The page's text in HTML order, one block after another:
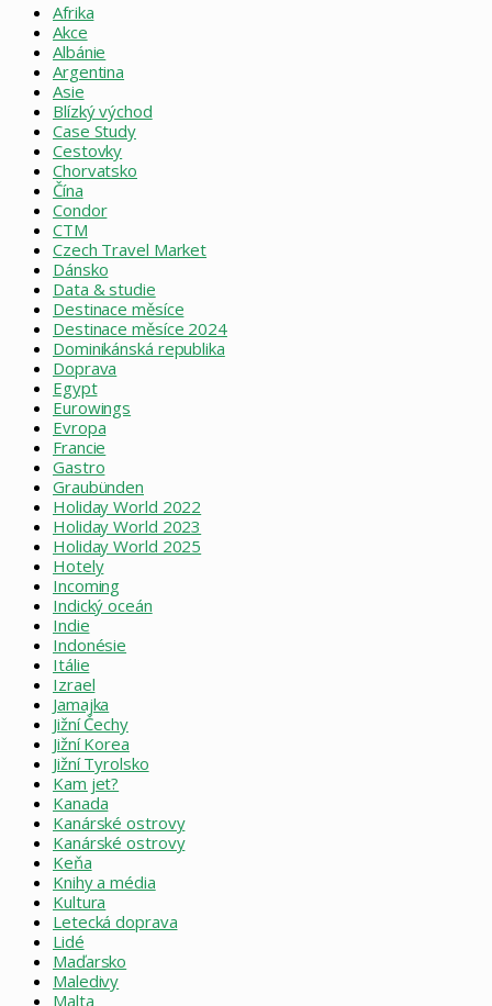
Afrika
Akce
Albánie
Argentina
Asie
Blízký východ
Case Study
Cestovky
Chorvatsko
Čína
Condor
CTM
Czech Travel Market
Dánsko
Data & studie
Destinace měsíce
Destinace měsíce 2024
Dominikánská republika
Doprava
Egypt
Eurowings
Evropa
Francie
Gastro
Graubünden
Holiday World 2022
Holiday World 2023
Holiday World 2025
Hotely
Incoming
Indický oceán
Indie
Indonésie
Itálie
Izrael
Jamajka
Jižní Čechy
Jižní Korea
Jižní Tyrolsko
Kam jet?
Kanada
Kanárské ostrovy
Kanárské ostrovy
Keňa
Knihy a média
Kultura
Letecká doprava
Lidé
Maďarsko
Maledivy
Malta